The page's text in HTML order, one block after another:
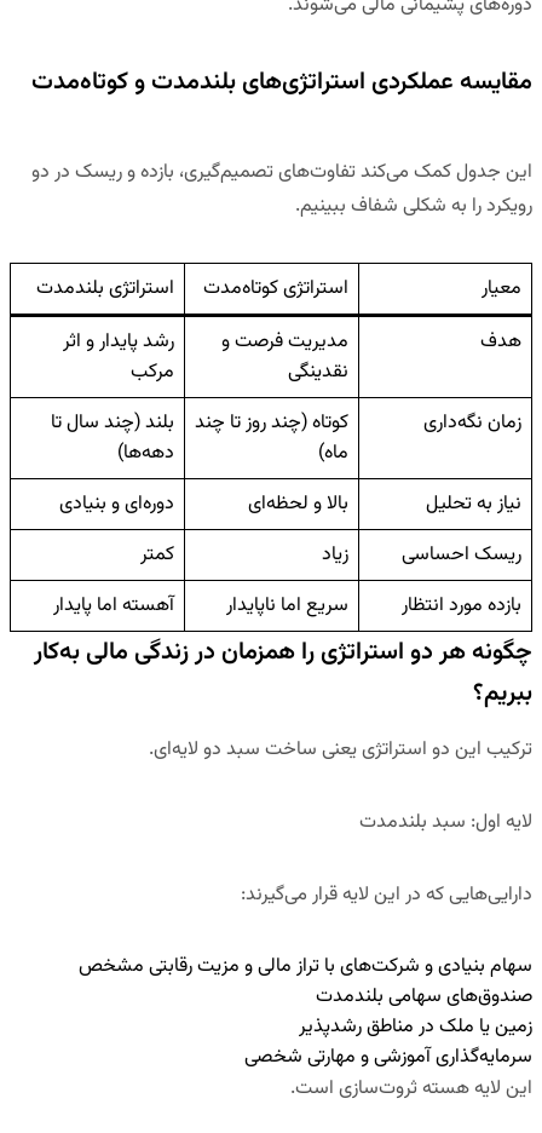
مقایسه عملکردی استراتژی‌های بلندمدت و کوتاه‌مدت
این جدول کمک می‌کند تفاوت‌های تصمیم‌گیری، بازده و ریسک در دو
رویکرد را به شکلی شفاف ببینیم.
معیار استراتژی کوتاه‌مدت
استراتژی بلندمدت
هدف
مدیریت فرصت و
نقدینگی
رشد پایدار و اثر
مرکب
زمان نگه‌داری
کوتاه (چند روز تا چند
ماه)
بلند (چند سال تا
دهه‌ها)
نیاز به تحلیل
بالا و لحظه‌ای
دوره‌ای و بنیادی
ریسک احساسی
زیاد
کمتر
بازده مورد انتظار
سریع اما ناپایدار آهسته اما پایدار
چگونه هر دو استراتژی را همزمان در زندگی مالی به‌کار
ببریم؟
ترکیب این دو استراتژی یعنی ساخت سبد دو لایه‌ای.
لایه اول: سبد بلندمدت
دارایی‌هایی که در این لایه قرار می‌گیرند:
سهام بنیادی و شرکت‌های با تراز مالی و مزیت رقابتی مشخص
صندوق‌های سهامی بلندمدت
زمین یا ملک در مناطق رشدپذیر
سرمایه‌گذاری آموزشی و مهارتی شخصی
این لایههسته ثروت‌سازی است.